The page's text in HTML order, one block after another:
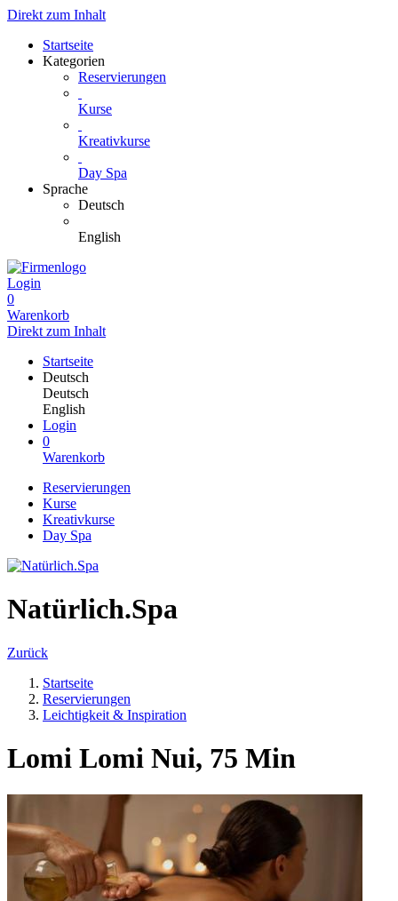
Direkt zum Inhalt
Startseite
Kategorien
Reservierungen
Kurse
Kreativkurse
Day Spa
Sprache
Deutsch
English
Login
0
Warenkorb
Direkt zum Inhalt
Startseite
Deutsch
Deutsch
English
Login
0
Warenkorb
Reservierungen
Kurse
Kreativkurse
Day Spa
Natürlich.Spa
Zurück
Startseite
Reservierungen
Leichtigkeit & Inspiration
Lomi Lomi Nui, 75 Min